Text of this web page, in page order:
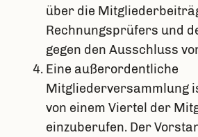
über die
Rechnungsprüfers und
gegen den Ausschluss
Eine außerordentliche
Mitgliederversammlung
von einem Viertel der
einzuberufen. Der